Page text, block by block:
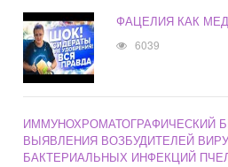
ФАЦЕЛИЯ КАК
6039
ИММУНОХРОМАТОГРАФИЧЕСКИЙ
ВЫЯВЛЕНИЯ ВОЗБУДИТЕЛЕЙ
БАКТЕРИАЛЬНЫХ ИНФЕКЦИЙ